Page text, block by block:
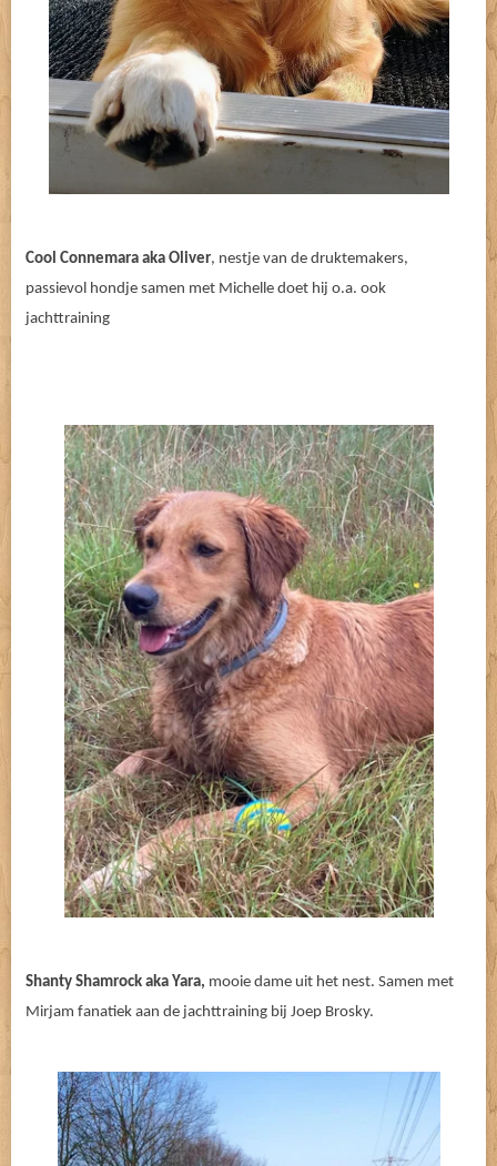
Cool Connemara aka Oliver, nestje van de druktemakers,
passievol hondje samen met Michelle doet hij o.a. ook
jachttraining
Shanty Shamrock aka Yara, mooie dame uit het nest. Samen met
Mirjam fanatiek aan de jachttraining bij Joep Brosky.